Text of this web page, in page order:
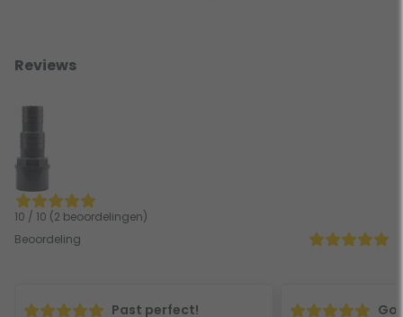
Reviews
10 / 10 (2 beoordelingen)
Beoordeling
Past perfect!